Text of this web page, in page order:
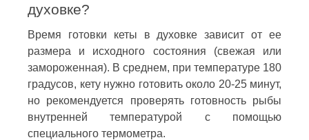
духовке?
Время готовки кеты в духовке зависит от ее
размера и исходного состояния (свежая или
замороженная). В среднем, при температуре 180
градусов, кету нужно готовить около 20-25 минут,
но рекомендуется проверять готовность рыбы
внутренней температурой с помощью
специального термометра.